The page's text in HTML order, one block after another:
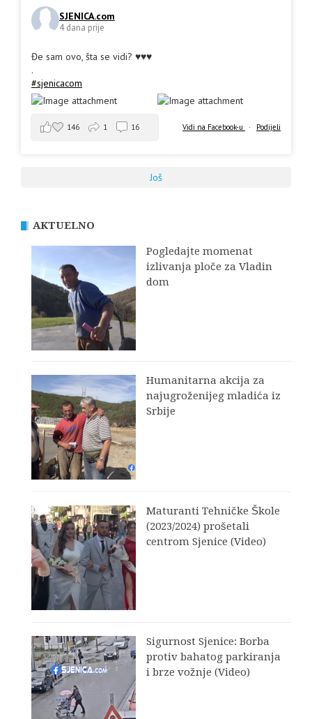
SJENICA.com
4 dana prije
Đe sam ovo, šta se vidi? ♥️♥️♥️
.
#sjenicacom
Vidi na Facebook-u · Podijeli
146 1 16
Još
AKTUELNO
Pogledajte momenat
izlivanja ploče za Vladin
dom
Humanitarna akcija za
najugroženijeg mladića iz
Srbije
Maturanti Tehničke Škole
(2023/2024) prošetali
centrom Sjenice (Video)
Sigurnost Sjenice: Borba
protiv bahatog parkiranja
i brze vožnje (Video)